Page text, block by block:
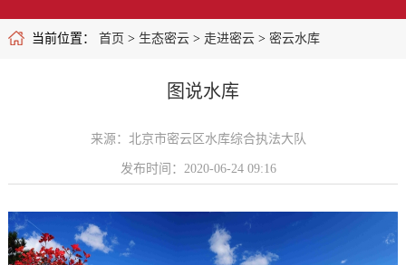
当前位置： 首页 > 生态密云> 走进密云> 密云水库
图说水库
来源：北京市密云区水库综合执法大队
发布时间：2020-06-24 09:16